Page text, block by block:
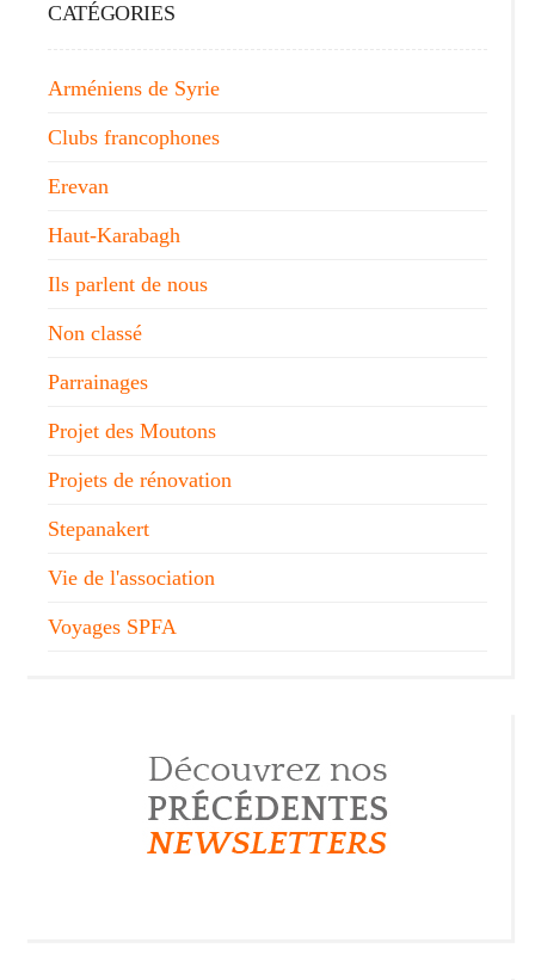
CATÉGORIES
Arméniens de Syrie
Clubs francophones
Erevan
Haut-Karabagh
Ils parlent de nous
Non classé
Parrainages
Projet des Moutons
Projets de rénovation
Stepanakert
Vie de l'association
Voyages SPFA